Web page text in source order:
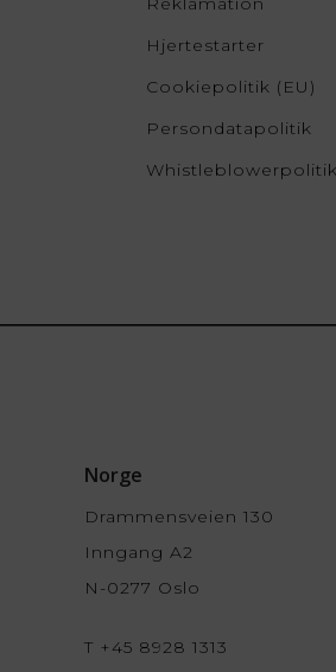
Hjertestarter
Cookiepolitik (EU)
Persondatapolitik
Norge
Drammensveien 130
Inngang A2
N-0277 Oslo
T +45 8928 1313